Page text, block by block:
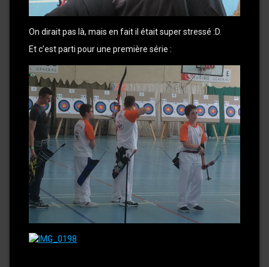
On dirait pas là, mais en fait il était super stressé :D.
Et c’est parti pour une première série :